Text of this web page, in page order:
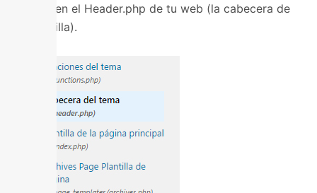
y entra en el Header.php de tu web (la cabecera de
tu plantilla).